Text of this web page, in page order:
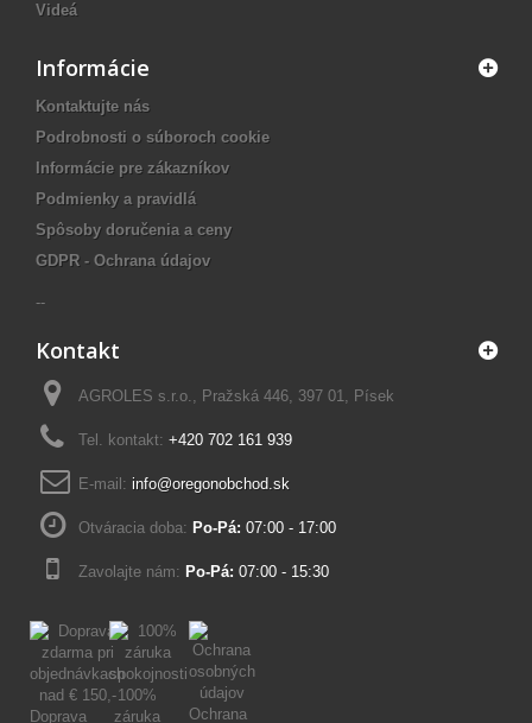
Videá
Informácie
Kontaktujte nás
Podrobnosti o súboroch cookie
Informácie pre zákazníkov
Podmienky a pravidlá
Spôsoby doručenia a ceny
GDPR - Ochrana údajov
--
Kontakt
AGROLES s.r.o., Pražská 446, 397 01, Písek
Tel. kontakt: +420 702 161 939
E-mail: info@oregonobchod.sk
Otváracia doba: Po-Pá: 07:00 - 17:00
Zavolajte nám: Po-Pá: 07:00 - 15:30
Doprava
100%
záruka
Ochrana